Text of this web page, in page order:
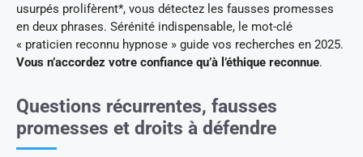
usurpés prolifèrent*, vous détectez les fausses promesses
en deux phrases. Sérénité indispensable, le mot-clé
« praticien reconnu hypnose » guide vos recherches en 2025.
Vous n’accordez votre confiance qu’à l’éthique reconnue.
Questions récurrentes, fausses
promesses et droits à défendre